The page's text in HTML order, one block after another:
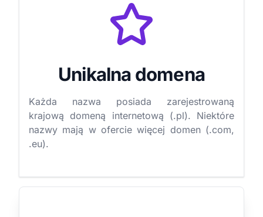
Unikalna domena
Każda nazwa posiada zarejestrowaną
krajową domeną internetową (.pl). Niektóre
nazwy mają w ofercie więcej domen (.com,
.eu).